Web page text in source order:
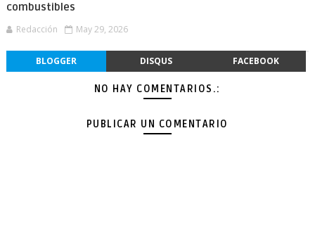
combustibles
Redacción May 29, 2026
BLOGGER DISQUS FACEBOOK
NO HAY COMENTARIOS.:
PUBLICAR UN COMENTARIO